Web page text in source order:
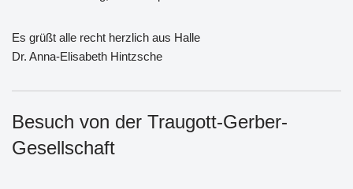
Es grüßt alle recht herzlich aus Halle
Dr. Anna-Elisabeth Hintzsche
Besuch von der Traugott-Gerber-
Gesellschaft